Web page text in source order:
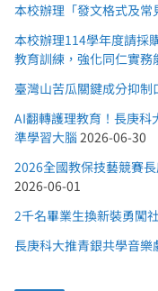
本校辦理「發文格式及
本校辦理114學年度請採
教育訓練，強化同仁實務
臺灣山苦瓜關鍵成分抑
AI翻轉護理教育！長庚科
準學習大腦 2026-06-30
2026全國教保技藝競賽
2026-06-01
2千名畢業生換新裝勇闖
長庚科大推青銀共學音